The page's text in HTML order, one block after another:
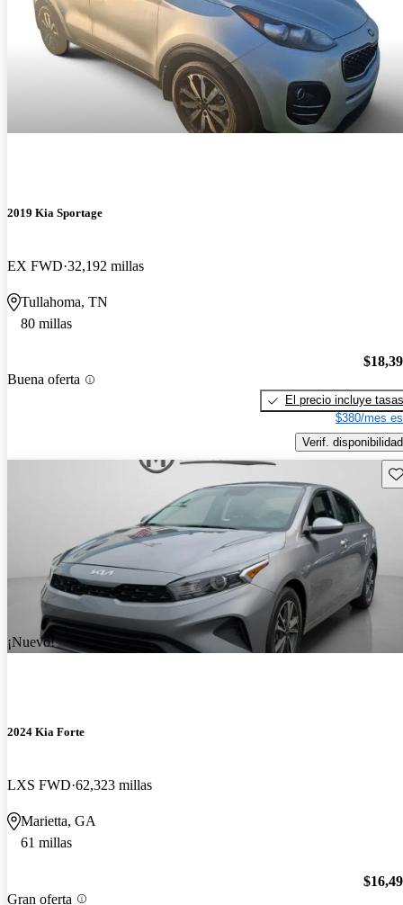
2019 Kia Sportage
EX FWD 32,192 millas
Tullahoma, TN
80 millas
Buena oferta
El precio incluye tasas
$380/mes
Verif. disponibilidad
¡Nuevo!
2024 Kia Forte
LXS FWD 62,323 millas
Marietta, GA
61 millas
Gran oferta